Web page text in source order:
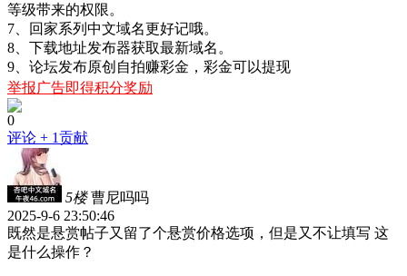
等级带来的权限。
7、回家系列中文域名更好记哦。
8、下载地址发布器获取最新域名。
9、论坛发布原创自拍赚彩金，彩金可以提现
举报广告即得积分奖励
0
评论 + 1贡献
5楼 曹尼吗吗
2025-9-6 23:50:46
既然是悬赏帖子又留了个悬赏价格选项，但是又不让填写 这
是什么操作？